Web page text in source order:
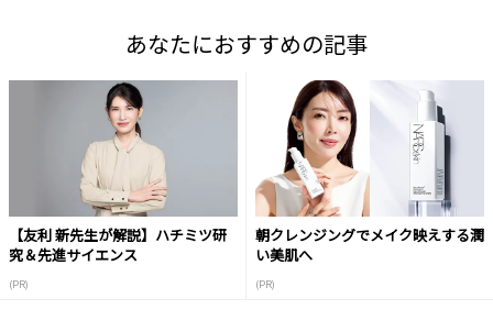
あなたにおすすめの記事
【友利 新先生が解説】ハチミツ研
究＆先進サイエンス
(PR)
朝クレンジングでメイク映えする潤
い美肌へ
(PR)